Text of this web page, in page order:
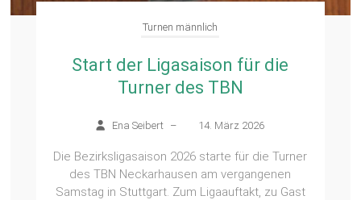
Turnen männlich
Start der Ligasaison für die
Turner des TBN
Ena Seibert – 14. März 2026
Die Bezirksligasaison 2026 starte für die Turner
des TBN Neckarhausen am vergangenen
Samstag in Stuttgart. Zum Ligaauftakt, zu Gast